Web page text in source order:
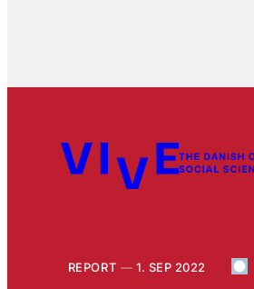
REPORT 1. SEP 2022